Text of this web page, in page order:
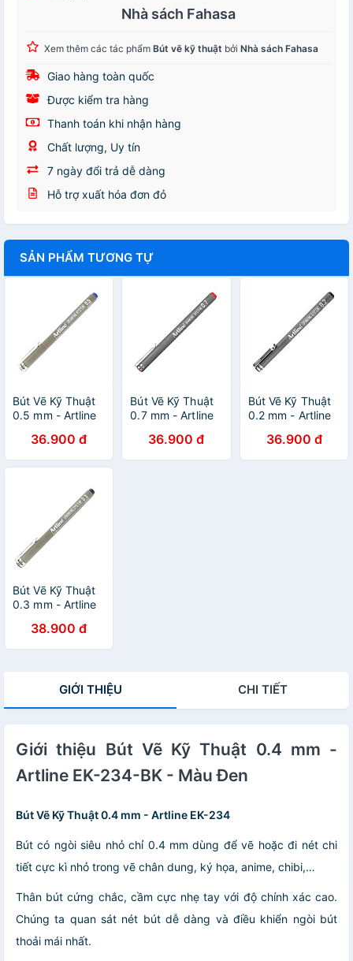
Nhà sách Fahasa
Xem thêm các tác phẩm Bút vẽ kỹ thuật bởi Nhà sách Fahasa
Giao hàng toàn quốc
Được kiểm tra hàng
Thanh toán khi nhận hàng
Chất lượng, Uy tín
7 ngày đổi trả dễ dàng
Hỗ trợ xuất hóa đơn đỏ
SẢN PHẨM TƯƠNG TỰ
Bút Vẽ Kỹ Thuật
0.5 mm - Artline
Xanh Dương
36.900 đ
Bút Vẽ Kỹ Thuật
0.7 mm - Artline
36.900 đ
Bút Vẽ Kỹ Thuật
0.2 mm - Artline
Đen36.900 đ
Bút Vẽ Kỹ Thuật
0.3 mm - Artline
Đen38.900 đ
GIỚI THIỆU CHI TIẾT
Giới thiệu Bút Vẽ Kỹ Thuật 0.4 mm -
Artline EK-234-BK - Màu Đen
Bút Vẽ Kỹ Thuật 0.4 mm - Artline EK-234
Bút có ngòi siêu nhỏ chỉ 0.4 mm dùng để vẽ hoặc đi nét chi
tiết cực kì nhỏ trong vẽ chân dung, ký họa, anime, chibi,…
Thân bút cứng chắc, cầm cực nhẹ tay với độ chính xác cao.
Chúng ta quan sát nét bút dễ dàng và điều khiển ngòi bút
thoải mái nhất.